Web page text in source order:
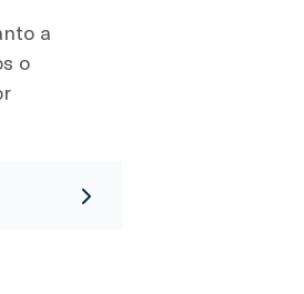
a
o